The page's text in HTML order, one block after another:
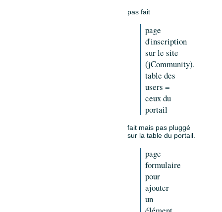
pas fait
page
d'inscription
sur le site
(jCommunity).
table des
users =
ceux du
portail
fait mais pas pluggé
sur la table du portail.
page
formulaire
pour
ajouter
un